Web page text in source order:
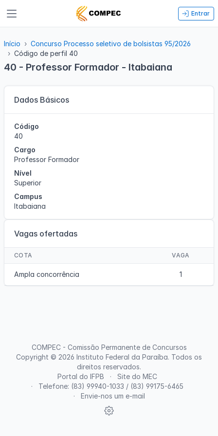
Entrar
Início
Concurso Processo seletivo de bolsistas 95/2026
Código de perfil 40
40 - Professor Formador - Itabaiana
Dados Básicos
Código
40
Cargo
Professor Formador
Nível
Superior
Campus
Itabaiana
Vagas ofertadas
COTA VAGA
Ampla concorrência 1
Portal do IFPB
Site do MEC
Telefone: (83) 99940-1033 / (83) 99175-6465
Envie-nos um e-mail
COMPEC - Comissão Permanente de Concursos
Copyright © 2026 Instituto Federal da Paraíba. Todos os
direitos reservados.